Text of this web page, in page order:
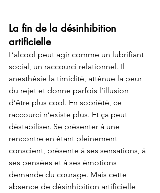
La fin de la désinhibition
artificielle
L’alcool peut agir comme un lubrifiant
social, un raccourci relationnel. Il
anesthésie la timidité, atténue la peur
du rejet et donne parfois l’illusion
d’être plus cool. En sobriété, ce
raccourci n’existe plus. Et ça peut
déstabiliser. Se présenter à une
rencontre en étant pleinement
conscient, présente à ses sensations, à
ses pensées et à ses émotions
demande du courage. Mais cette
absence de désinhibition artificielle